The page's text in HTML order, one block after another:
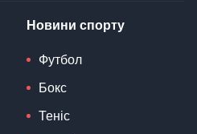
Новини спорту
Футбол
Бокс
Теніс